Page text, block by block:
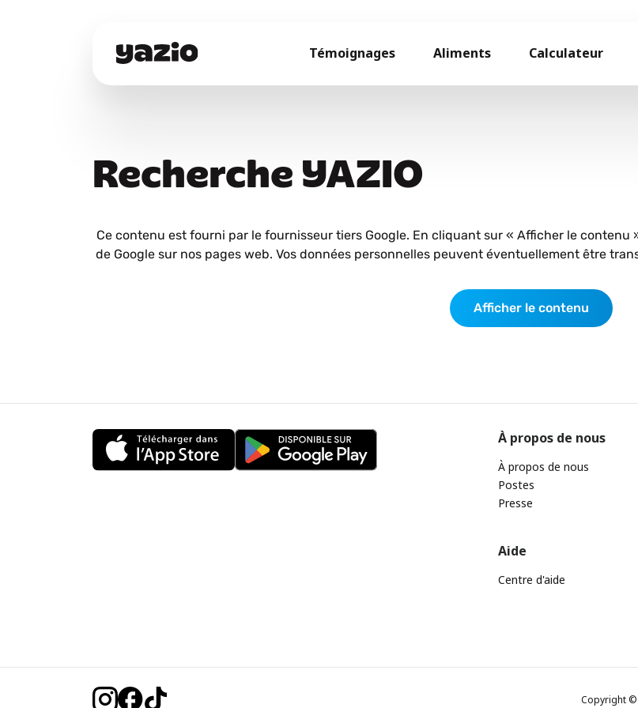
Témoignages Aliments Calculateur
Recherche YAZIO
Ce contenu est fourni par le fournisseur tiers Google. En cliquant sur « Afficher le
de Google sur nos pages web. Vos données personnelles peuvent éventuellement être
Afficher le contenu
À propos de nous
À propos de nous
Postes
Presse
Aide
Centre d'aide
Copyright ©